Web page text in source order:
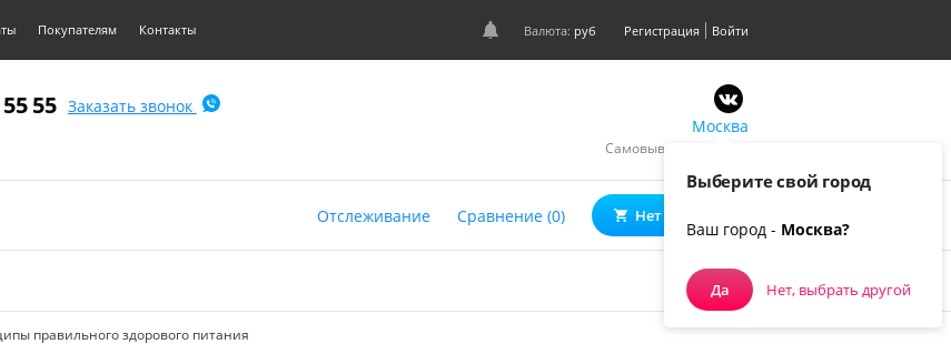
Покупателям Контакты Валюта: руб Регистрация Войти
55 Заказать звонок
Москва
Самовывоз, курьером
Отслеживание Сравнение (0) Нет товаров
правильного здорового питания
Выберите свой город
Ваш город - Москва?
Да Нет, выбрать другой